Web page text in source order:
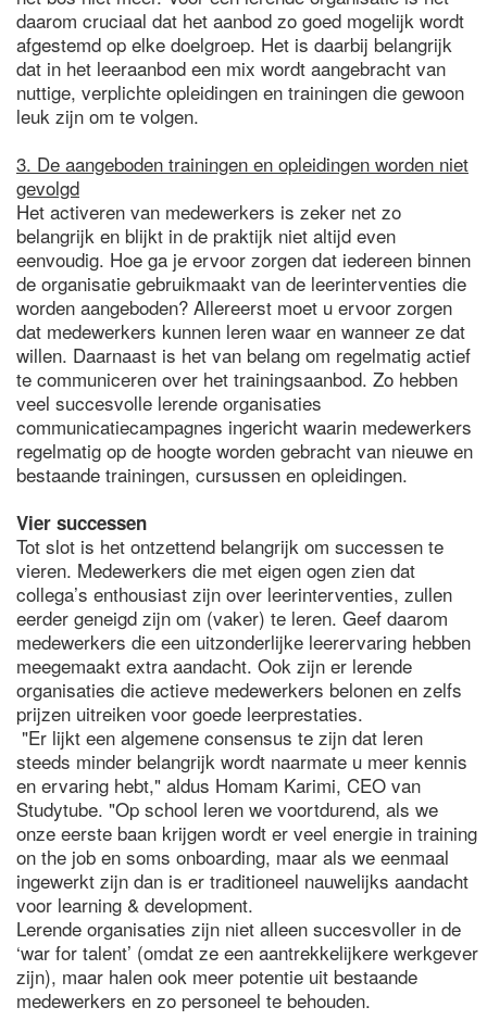
daarom cruciaal dat het aanbod zo goed mogelijk wordt
afgestemd op elke doelgroep. Het is daarbij belangrijk
dat in het leeraanbod een mix wordt aangebracht van
nuttige, verplichte opleidingen en trainingen die gewoon
leuk zijn om te volgen.
3. De aangeboden trainingen en opleidingen worden niet
gevolgd
Het activeren van medewerkers is zeker net zo
belangrijk en blijkt in de praktijk niet altijd even
eenvoudig. Hoe ga je ervoor zorgen dat iedereen binnen
de organisatie gebruikmaakt van de leerinterventies die
worden aangeboden? Allereerst moet u ervoor zorgen
dat medewerkers kunnen leren waar en wanneer ze dat
willen. Daarnaast is het van belang om regelmatig actief
te communiceren over het trainingsaanbod. Zo hebben
veel succesvolle lerende organisaties
communicatiecampagnes ingericht waarin medewerkers
regelmatig op de hoogte worden gebracht van nieuwe en
bestaande trainingen, cursussen en opleidingen.
Vier successen
Tot slot is het ontzettend belangrijk om successen te
vieren. Medewerkers die met eigen ogen zien dat
collega’s enthousiast zijn over leerinterventies, zullen
eerder geneigd zijn om (vaker) te leren. Geef daarom
medewerkers die een uitzonderlijke leerervaring hebben
meegemaakt extra aandacht. Ook zijn er lerende
organisaties die actieve medewerkers belonen en zelfs
prijzen uitreiken voor goede leerprestaties.
"Er lijkt een algemene consensus te zijn dat leren
steeds minder belangrijk wordt naarmate u meer kennis
en ervaring hebt," aldus Homam Karimi, CEO van
Studytube. "Op school leren we voortdurend, als we
onze eerste baan krijgen wordt er veel energie in training
on the job en soms onboarding, maar als we eenmaal
ingewerkt zijn dan is er traditioneel nauwelijks aandacht
voor learning & development.
Lerende organisaties zijn niet alleen succesvoller in de
‘war for talent’ (omdat ze een aantrekkelijkere werkgever
zijn), maar halen ook meer potentie uit bestaande
medewerkers en zo personeel te behouden.